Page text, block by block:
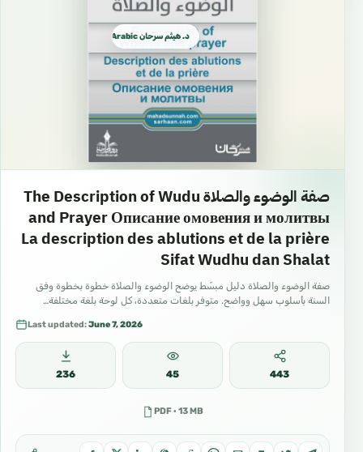
د. هيثم سرحان Arabic العربية
صفة الوضوء والصلاة The Description of Wudu
and Prayer Описание омовения и молитвы
La description des ablutions et de la prière
Sifat Wudhu dan Shalat
صفة الوضوء والصلاة دليل مبسّط يوضح الوضوء والصلاة خطوة بخطوة وفق
السنة بأسلوب سهل وواضح. متوفر بلغات متعددة، كل لوحة بلغة مختلفة…
Last updated:June 7, 2026
236 45 443
PDF · 13 MB